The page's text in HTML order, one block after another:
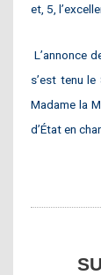
et, 5,
L’annonce
s’est tenu
Madame la
d’État en